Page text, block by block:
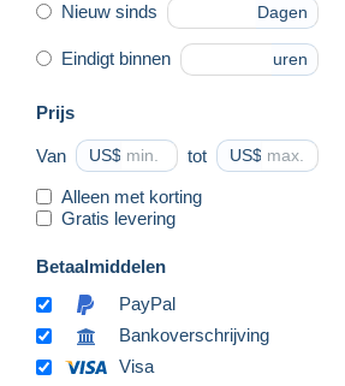
Nieuw sinds Dagen
Eindigt binnen uren
Prijs
Van US$ tot US$
Alleen met korting
Gratis levering
Betaalmiddelen
PayPal
Bankoverschrijving
Visa